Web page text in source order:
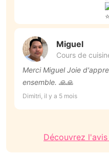
Miguel
Cours de
Merci Miguel Joie
ensemble. 🙏🙏
Dimitri, il y a 5 mois
Découvrez